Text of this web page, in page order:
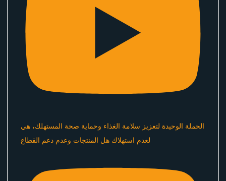
الحملة الوحيدة لتعزيز سلامة الغذاء وحماية صحة المستهلك، هي
لعدم استهلاك هل المنتجات وعدم دعم القطاع